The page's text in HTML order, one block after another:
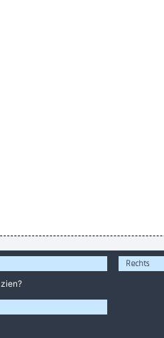
zien?
Rechts